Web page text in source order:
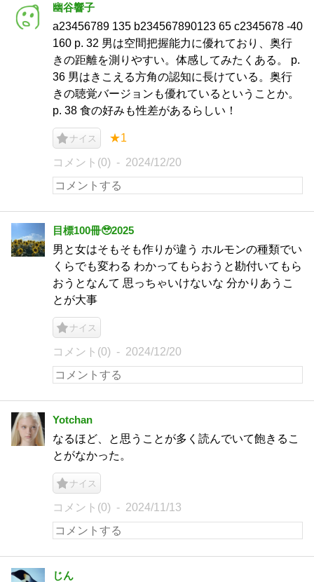
幽谷響子
a23456789 135 b234567890123 65 c2345678 -40
160 p. 32 男は空間把握能力に優れており、奥行
きの距離を測りやすい。体感してみたくある。 p.
36 男はきこえる方角の認知に長けている。奥行
きの聴覚バージョンも優れているということか。
p. 38 食の好みも性差があるらしい！
ナイス ★1
コメント(0) 2024/12/20
目標100冊🥹2025
男と女はそもそも作りが違う ホルモンの種類でい
くらでも変わる わかってもらおうと勘付いてもら
おうとなんて 思っちゃいけないな 分かりあうこ
とが大事
ナイス
コメント(0) 2024/12/20
Yotchan
なるほど、と思うことが多く読んでいて飽きるこ
とがなかった。
ナイス
コメント(0) 2024/11/13
じん